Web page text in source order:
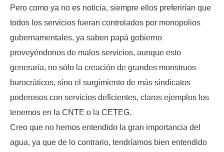
Pero como ya no es noticia, siempre ellos preferirían que
todos los servicios fueran controlados por monopolios
gubernamentales, ya saben papá gobierno
proveyéndonos de malos servicios, aunque esto
generaría, no sólo la creación de grandes monstruos
burocráticos, sino el surgimiento de más sindicatos
poderosos con servicios deficientes, claros ejemplos los
tenemos en la CNTE o la CETEG.
Creo que no hemos entendido la gran importancia del
agua, ya que de lo contrario, tendríamos bien entendido